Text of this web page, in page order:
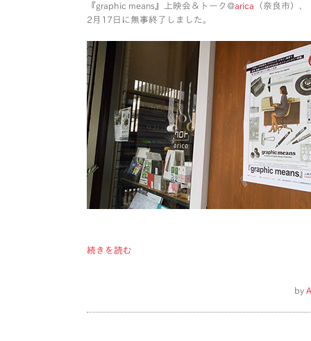
『graphic means』上映会＆トーク@arica （奈良市）、
2月17日に無事終了しました。
続きを読む
by